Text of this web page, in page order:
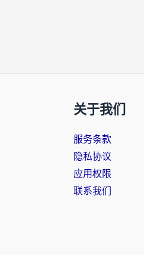
关于我们
服务条款
隐私协议
应用权限
联系我们